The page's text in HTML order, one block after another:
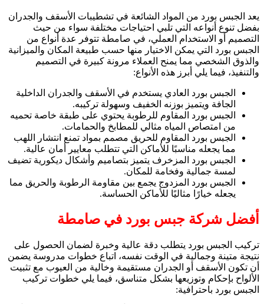
يعد الجبس بورد من المواد الشائعة في تشطيبات الأسقف والجدران
بفضل تنوع أنواعه التي تلبي احتياجات مختلفة سواء من حيث
التصميم أو الاستخدام العملي، في صامطة تتوفر عدة أنواع من
الجبس بورد التي يمكن الاختيار منها حسب طبيعة المكان والميزانية
والذوق الشخصي مما يمنح العملاء مرونة كبيرة في التصميم
والتنفيذ، فيما يلي أبرز هذه الأنواع:
الجبس بورد العادي يستخدم في الأسقف والجدران الداخلية
الجافة ويتميز بوزنه الخفيف وسهولة تركيبه.
الجبس بورد المقاوم للرطوبة يحتوي على طبقة خاصة تحميه
من امتصاص المياه مثالي للمطابخ والحمامات.
الجبس بورد المقاوم للحريق مصمم بمواد تمنع انتشار اللهب
مما يجعله مناسبًا للأماكن التي تتطلب معايير أمان عالية.
الجبس بورد المزخرف يتميز بتصاميم وأشكال ديكورية تضيف
لمسة جمالية وفخامة للمكان.
الجبس بورد المزدوج يجمع بين مقاومة الرطوبة والحريق مما
يجعله خيارًا مثاليًا للأماكن الحساسة.
أفضل شركة جبس بورد في صامطة
تركيب الجبس بورد يتطلب دقة عالية وخبرة لضمان الحصول على
نتيجة متينة وجمالية في الوقت نفسه، اتباع خطوات مدروسة يضمن
أن تكون الأسقف أو الجدران مستقيمة وخالية من العيوب مع تثبيت
الألواح بإحكام وتوزيعها بشكل متناسق، فيما يلي خطوات تركيب
الجبس بورد باحترافية: